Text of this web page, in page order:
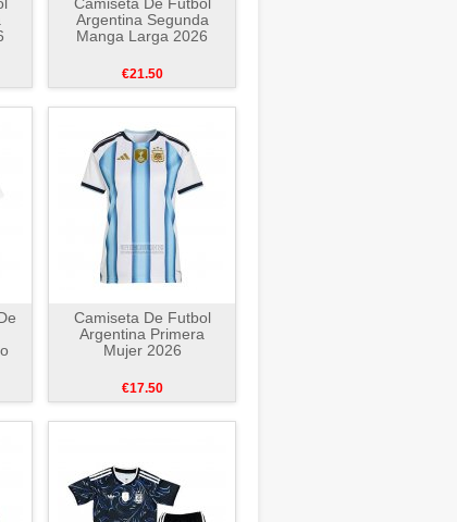
Argentina Segunda
Manga Larga 2026
€21.50
Camiseta De Futbol
Argentina Primera
Mujer 2026
€17.50